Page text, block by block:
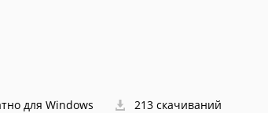
для Windows 213 скачиваний